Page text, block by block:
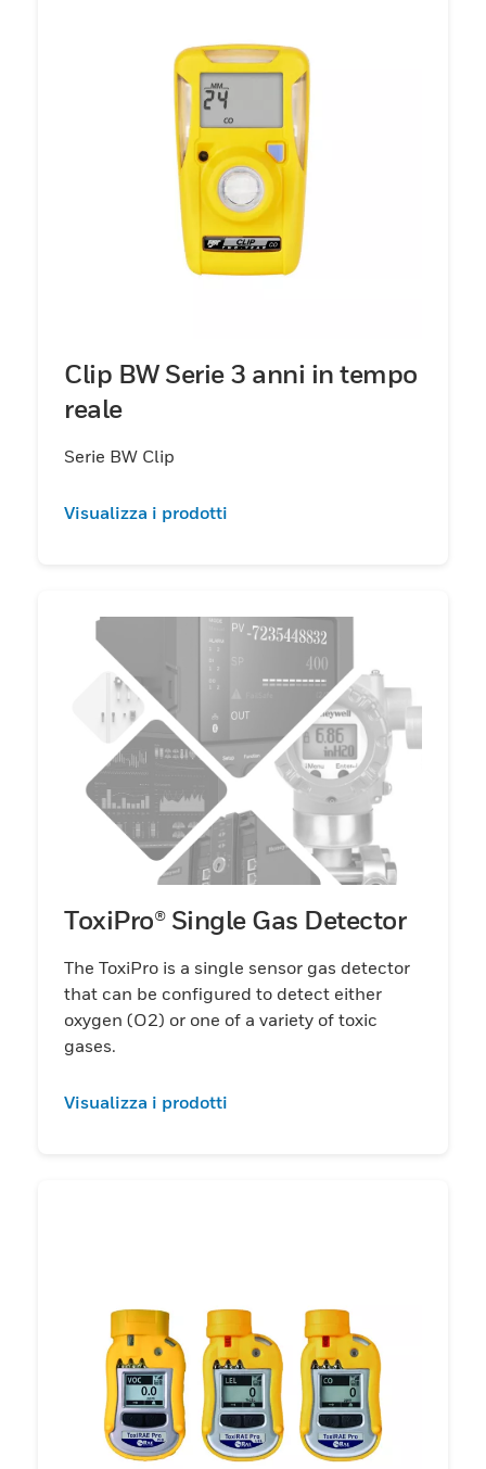
Clip BW Serie 3 anni in tempo
reale
Serie BW Clip
Visualizza i prodotti
ToxiPro® Single Gas Detector
The ToxiPro is a single sensor gas detector
that can be configured to detect either
oxygen (O2) or one of a variety of toxic
gases.
Visualizza i prodotti